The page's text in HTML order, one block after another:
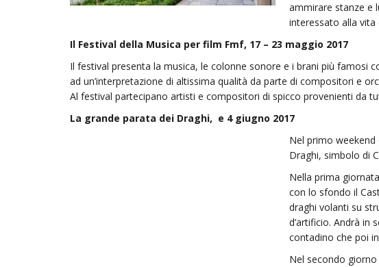
ammirare stanze e
interessato alla vita
Il Festival della Musica per film Fmf, 17 – 23 maggio 2017
Il festival presenta la musica, le colonne sonore e i brani più famosi
ad un’interpretazione di altissima qualità da parte di compositori e
Al festival partecipano artisti e compositori di spicco provenienti da
La grande parata dei Draghi, e 4 giugno 2017
Nel primo weekend
Draghi, simbolo di
Nella prima
con lo sfondo il
draghi volanti su
d’artificio. Andrà in
contadino che poi
Nel secondo